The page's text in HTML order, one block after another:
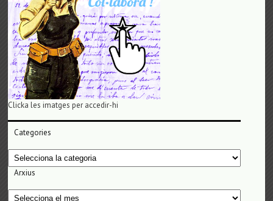
Clicka les imatges per accedir-hi
Categories
Categories
Arxius
Arxius